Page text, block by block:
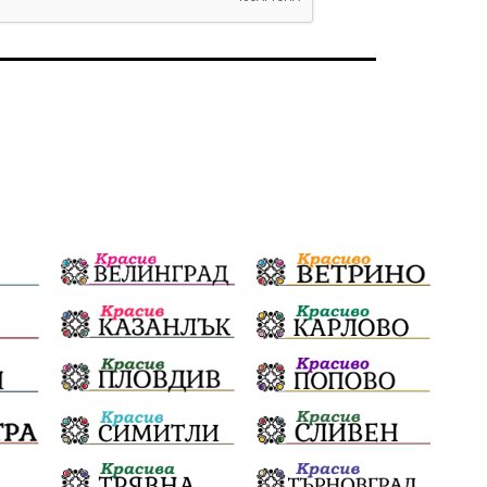
производство Добро дело
Апостол Апостолов
домашно насилие фолклор
безопасност ГДБОП Проверки